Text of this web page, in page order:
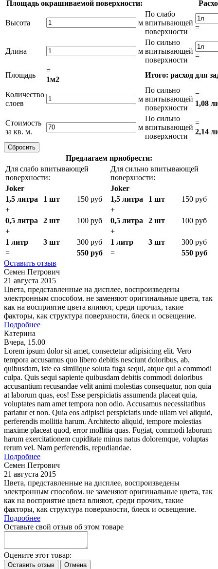
Площадь окрашиваемой поверхности:
Высота м
По слабо
впитывающей
поверхности
=
Длина м
По сильно
впитывающей
поверхности
=
Площадь
=
1м2
Итого: расход для
Количество
слоев
м
По сильно
впитывающей
поверхности
=
1,08
Стоимость
за кв. м.
м
По сильно
впитывающей
поверхности
=
2,14
Предлагаем приобрести:
Для слабо впитывающей
поверхности:
Для сильно впитывающей
поверхности:
Joker
Joker
1,5 литра
1 шт 150 руб 1,5 литра 1 шт
150 руб
+
+
0,5 литра
2 шт 100 руб 0,5 литра 2 шт
100 руб
+
+
1 литр
3 шт 300 руб 1 литр 3 шт
300 руб
=
550 руб =
550 руб
Оставить отзыв
Семен Петрович
21 августа 2015
Цвета, представленные на дисплее, воспроизведены
электронным способом. не заменяют оригинальные цвета, так
как на восприятие цвета влияют, среди прочих, такие
факторы, как структура поверхности, блеск и освещение.
Подробнее
Катерина
Вчера, 15.00
Lorem ipsum dolor sit amet, consectetur adipisicing elit. Vero
tempora accusamus quo libero debitis nesciunt doloribus, ab,
quibusdam, iste ea similique soluta fuga sequi, atque qui a commodi
culpa. Quis sequi sapiente quibusdam debitis commodi doloribus
accusantium recusandae velit animi molestias consequatur, non quia
at laborum quas, eos! Esse perspiciatis assumenda placeat quia,
voluptates nam amet tempora non odio. Accusamus necessitatibus
pariatur et non. Quia eos adipisci perspiciatis unde ullam vel aliquid,
perferendis mollitia harum. Architecto aliquid, tempore molestias
maxime placeat quod, error mollitia quas. Fugiat, commodi laborum
harum exercitationem cupiditate minus natus doloremque, voluptas
rerum vel. Nam perferendis, repudiandae.
Подробнее
Семен Петрович
21 августа 2015
Цвета, представленные на дисплее, воспроизведены
электронным способом. не заменяют оригинальные цвета, так
как на восприятие цвета влияют, среди прочих, такие
факторы, как структура поверхности, блеск и освещение.
Подробнее
Оставьте свой отзыв об этом товаре
Оцените этот товар: